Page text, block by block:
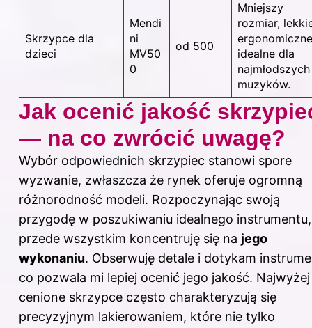
Skrzypce dla
dzieci
Mendi
ni
MV50
0
od 500
Mniejszy
rozmiar,
idealne dla
najmłodszych
muzyków.
Jak ocenić jakość
— na co zwrócić uwagę?
Wybór odpowiednich skrzypiec stanowi spore
wyzwanie, zwłaszcza że rynek oferuje ogromną
różnorodność modeli. Rozpoczynając swoją
przygodę w poszukiwaniu idealnego instrumentu,
przede wszystkim koncentruję się na jego
wykonaniu. Obserwuję detale i dotykam
co pozwala mi lepiej ocenić jego jakość. Najwyżej
cenione skrzypce często charakteryzują się
precyzyjnym lakierowaniem, które nie tylko